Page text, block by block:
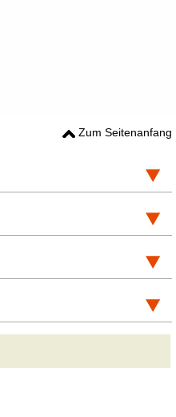
Zum Seitenanfang